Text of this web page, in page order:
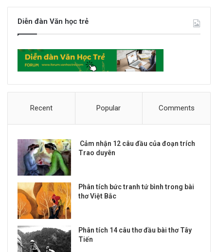
Diễn đàn Văn học trẻ
Recent Popular Comments
Cảm nhận 12 câu đầu của đoạn trích
Trao duyên
Phân tích bức tranh tứ bình trong bài
thơ Việt Bắc
Phân tích 14 câu thơ đầu bài thơ Tây
Tiến